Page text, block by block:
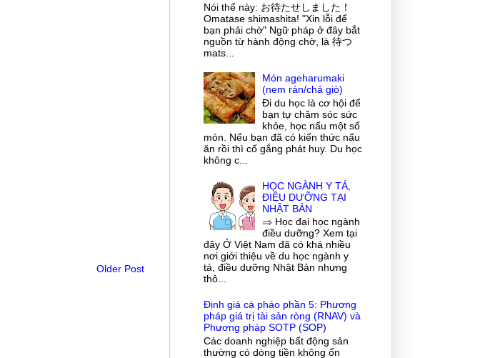
Older Post
Nói thế này: お待たせしました！
Omatase shimashita! "Xin lỗi để
bạn phải chờ" Ngữ pháp ở đây bắt
nguồn từ hành động chờ, là 待つ
mats...
Món ageharumaki
(nem rán/chả giò)
Đi du học là cơ hội để
bạn tự chăm sóc sức
khỏe, học nấu một số
món. Nếu bạn đã có kiến thức nấu
ăn rồi thì cố gắng phát huy. Du học
không c...
HỌC NGÀNH Y TÁ,
ĐIỀU DƯỠNG TẠI
NHẬT BẢN
⇒ Học đại học ngành
điều dưỡng? Xem tại
đây Ở Việt Nam đã có khá nhiều
nơi giới thiệu về du học ngành y
tá, điều dưỡng Nhật Bản nhưng
thô...
Định giá cà pháo phần 5: Phương
pháp giá trị tài sản ròng (RNAV) và
Phương pháp SOTP (SOP)
Các doanh nghiệp bất động sản
thường có dòng tiền không ổn